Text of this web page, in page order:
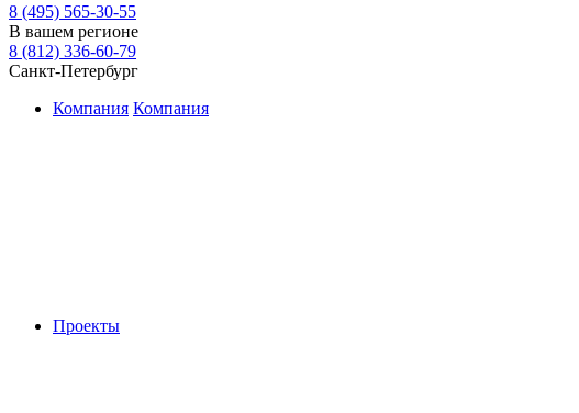
8 (495) 565-30-55
В вашем регионе
8 (812) 336-60-79
Санкт-Петербург
Компания Компания
Проекты